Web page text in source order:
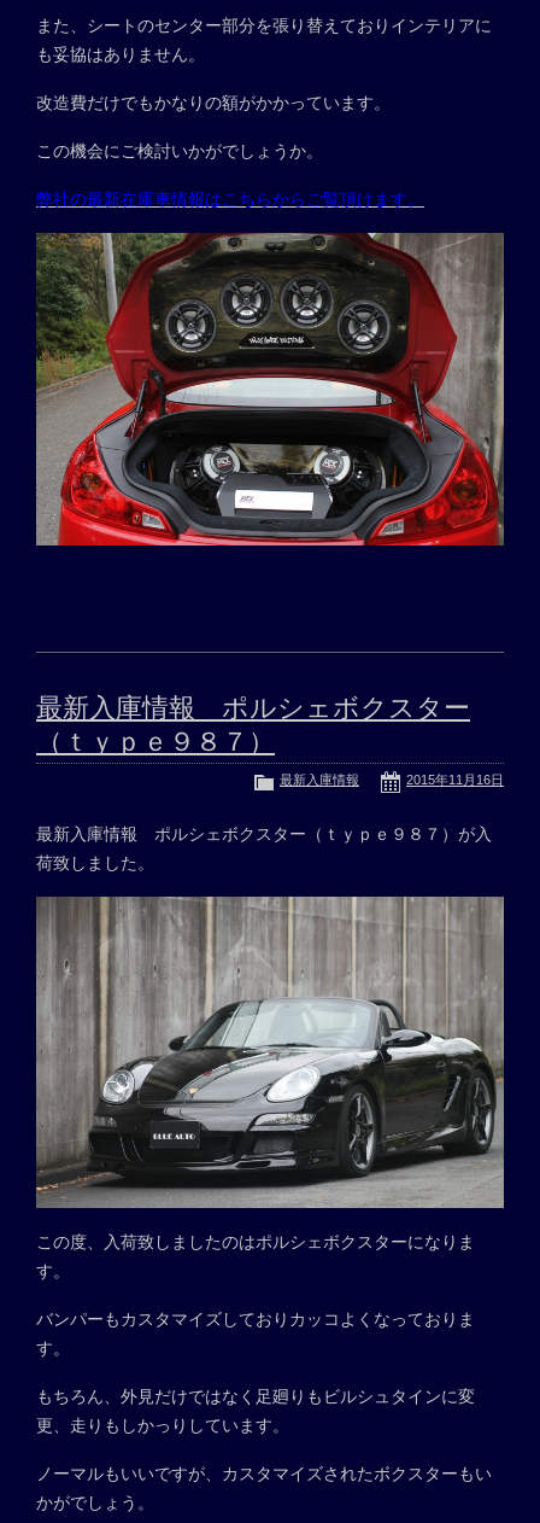
また、シートのセンター部分を張り替えておりインテリアに
も妥協はありません。
改造費だけでもかなりの額がかかっています。
この機会にご検討いかがでしょうか。
弊社の最新在庫車情報はこちらからご覧頂けます。
最新入庫情報 ポルシェボクスター
（ｔｙｐｅ９８７）
2015年11月16日
最新入庫情報
最新入庫情報 ポルシェボクスター（ｔｙｐｅ９８７）が入
荷致しました。
この度、入荷致しましたのはポルシェボクスターになりま
す。
バンパーもカスタマイズしておりカッコよくなっておりま
す。
もちろん、外見だけではなく足廻りもビルシュタインに変
更、走りもしかっりしています。
ノーマルもいいですが、カスタマイズされたボクスターもい
かがでしょう。